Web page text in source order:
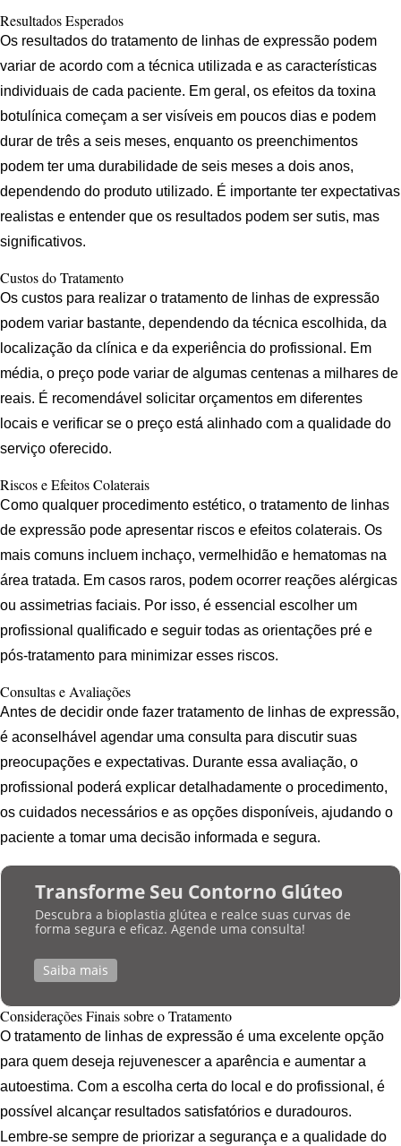
Resultados Esperados
Os resultados do tratamento de linhas de expressão podem
variar de acordo com a técnica utilizada e as características
individuais de cada paciente. Em geral, os efeitos da toxina
botulínica começam a ser visíveis em poucos dias e podem
durar de três a seis meses, enquanto os preenchimentos
podem ter uma durabilidade de seis meses a dois anos,
dependendo do produto utilizado. É importante ter expectativas
realistas e entender que os resultados podem ser sutis, mas
significativos.
Custos do Tratamento
Os custos para realizar o tratamento de linhas de expressão
podem variar bastante, dependendo da técnica escolhida, da
localização da clínica e da experiência do profissional. Em
média, o preço pode variar de algumas centenas a milhares de
reais. É recomendável solicitar orçamentos em diferentes
locais e verificar se o preço está alinhado com a qualidade do
serviço oferecido.
Riscos e Efeitos Colaterais
Como qualquer procedimento estético, o tratamento de linhas
de expressão pode apresentar riscos e efeitos colaterais. Os
mais comuns incluem inchaço, vermelhidão e hematomas na
área tratada. Em casos raros, podem ocorrer reações alérgicas
ou assimetrias faciais. Por isso, é essencial escolher um
profissional qualificado e seguir todas as orientações pré e
pós-tratamento para minimizar esses riscos.
Consultas e Avaliações
Antes de decidir onde fazer tratamento de linhas de expressão,
é aconselhável agendar uma consulta para discutir suas
preocupações e expectativas. Durante essa avaliação, o
profissional poderá explicar detalhadamente o procedimento,
os cuidados necessários e as opções disponíveis, ajudando o
paciente a tomar uma decisão informada e segura.
Transforme Seu Contorno Glúteo
Descubra a bioplastia glútea e realce suas curvas de
forma segura e eficaz. Agende uma consulta!
Saiba mais
Considerações Finais sobre o Tratamento
O tratamento de linhas de expressão é uma excelente opção
para quem deseja rejuvenescer a aparência e aumentar a
autoestima. Com a escolha certa do local e do profissional, é
possível alcançar resultados satisfatórios e duradouros.
Lembre-se sempre de priorizar a segurança e a qualidade do